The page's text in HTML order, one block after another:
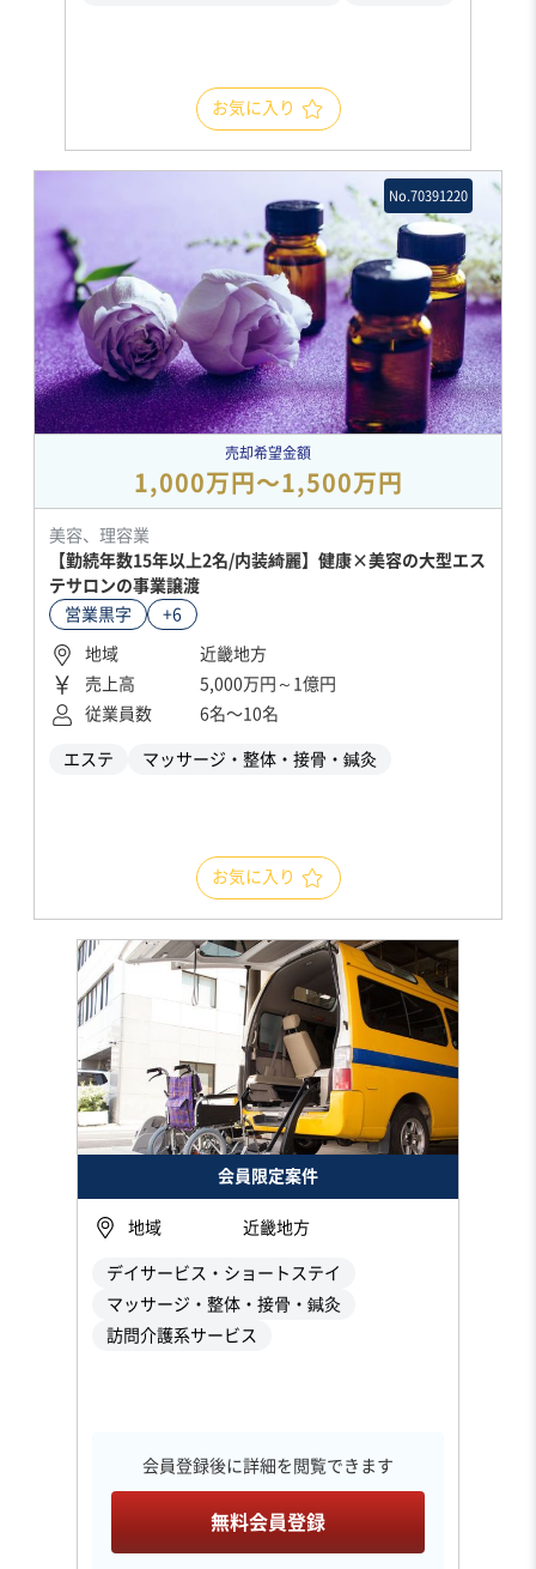
お気に入り
No.70391220
売却希望金額
1,000万円〜1,500万円
美容、理容業
【勤続年数15年以上2名/内装綺麗】健康×美容の大型エス
テサロンの事業譲渡
営業黒字
+6
地域
近畿地方
売上高
5,000万円～1億円
従業員数
6名〜10名
エステ マッサージ・整体・接骨・鍼灸
お気に入り
会員限定案件
地域 近畿地方
デイサービス・ショートステイ
マッサージ・整体・接骨・鍼灸
訪問介護系サービス
会員登録後に詳細を閲覧できます
無料会員登録